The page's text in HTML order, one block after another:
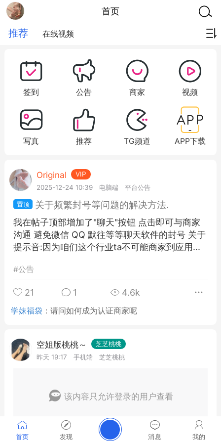
首页 发现 消息 我的
首页
推荐 在线视频
签到 公告 商家 视频
写真 推荐 TG频道 APP下载
Original
VIP
2025-12-24 10:39
电脑端 平台公告
关于频繁封号等问题的解决方法.
我在帖子顶部增加了"聊天"按钮 点击即可与商家
沟通 避免微信 QQ 默往等等聊天软件的封号 关于
提示音:因为咱们这个行业ta不可能商家到应用...
#公告
21 1 4.6k
学妹福袋 ：请问如何成为认证商家呢
空姐版桃桃～
芝芝桃桃
昨天 19:17
手机端 芝芝桃桃
该内容只允许登录的用户查看